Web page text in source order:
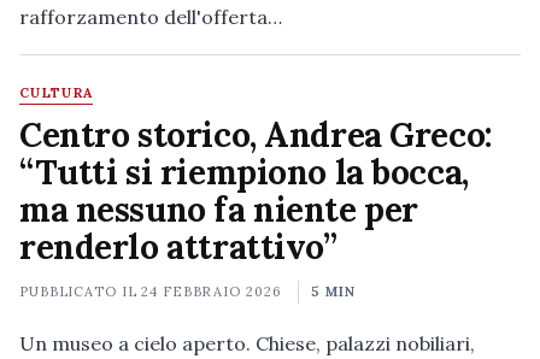
rafforzamento dell'offerta…
CULTURA
Centro storico, Andrea Greco:
“Tutti si riempiono la bocca,
ma nessuno fa niente per
renderlo attrattivo”
PUBBLICATO IL24 FEBBRAIO 2026 5 MIN
Un museo a cielo aperto. Chiese, palazzi nobiliari,